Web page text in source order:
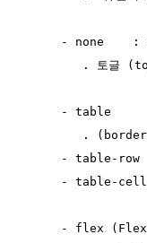
- none    :
. 토글
     - table
.
     - table-row
     - table-cell
- flex